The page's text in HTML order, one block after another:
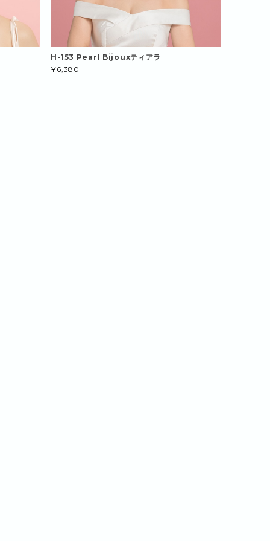
H-153 Pearl Bijouxティアラ
¥6,380